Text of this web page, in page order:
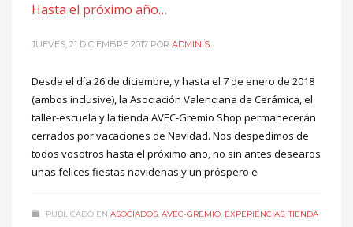
Hasta el próximo año…
JUEVES, 21 DICIEMBRE 2017 POR ADMINIS
Desde el día 26 de diciembre, y hasta el 7 de enero de 2018
(ambos inclusive), la Asociación Valenciana de Cerámica, el
taller-escuela y la tienda AVEC-Gremio Shop permanecerán
cerrados por vacaciones de Navidad. Nos despedimos de
todos vosotros hasta el próximo año, no sin antes desearos
unas felices fiestas navideñas y un próspero e
PUBLICADO EN ASOCIADOS, AVEC-GREMIO, EXPERIENCIAS,TIENDA